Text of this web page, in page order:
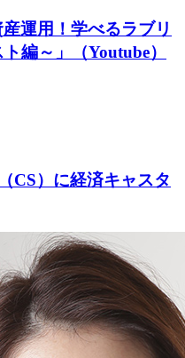
運用！学べるラブリ
編～」（Youtube）
）に経済キャスタ